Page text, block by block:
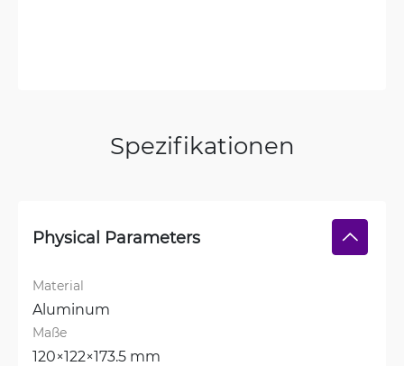
Spezifikationen
Physical Parameters
Material
Aluminum
Maße
120×122×173.5 mm